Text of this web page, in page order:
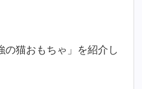
の猫おもちゃ」を紹介し